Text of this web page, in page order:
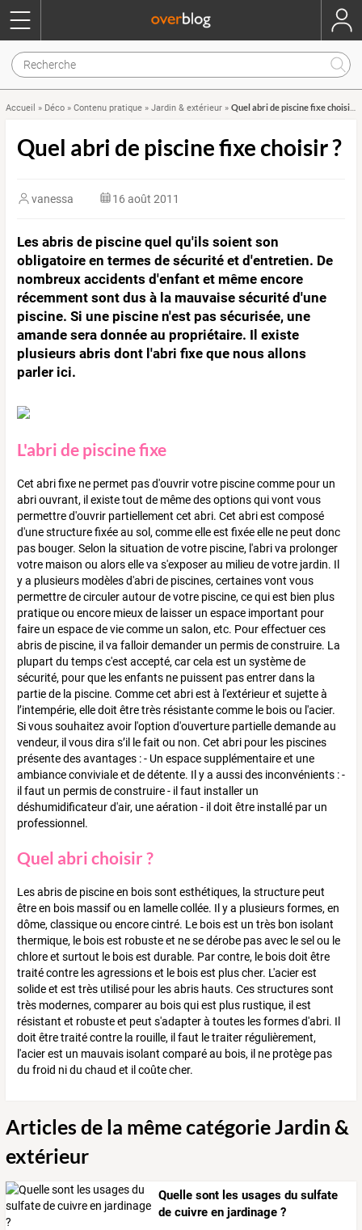
Accueil » Déco » Contenu pratique » Jardin & extérieur » Quel abri de piscine fixe choisir ?
Quel abri de piscine fixe choisir ?
vanessa 16 août 2011
Les abris de piscine quel qu'ils soient son
obligatoire en termes de sécurité et d'entretien. De
nombreux accidents d'enfant et même encore
récemment sont dus à la mauvaise sécurité d'une
piscine. Si une piscine n'est pas sécurisée, une
amande sera donnée au propriétaire. Il existe
plusieurs abris dont l'abri fixe que nous allons
parler ici.
L'abri de piscine fixe
Cet abri fixe ne permet pas d'ouvrir votre piscine comme pour un
abri ouvrant, il existe tout de même des options qui vont vous
permettre d'ouvrir partiellement cet abri. Cet abri est composé
d'une structure fixée au sol, comme elle est fixée elle ne peut donc
pas bouger. Selon la situation de votre piscine, l'abri va prolonger
votre maison ou alors elle va s'exposer au milieu de votre jardin. Il
y a plusieurs modèles d'abri de piscines, certaines vont vous
permettre de circuler autour de votre piscine, ce qui est bien plus
pratique ou encore mieux de laisser un espace important pour
faire un espace de vie comme un salon, etc. Pour effectuer ces
abris de piscine, il va falloir demander un permis de construire. La
plupart du temps c'est accepté, car cela est un système de
sécurité, pour que les enfants ne puissent pas entrer dans la
partie de la piscine. Comme cet abri est à l'extérieur et sujette à
l’intempérie, elle doit être très résistante comme le bois ou l'acier.
Si vous souhaitez avoir l'option d'ouverture partielle demande au
vendeur, il vous dira s’il le fait ou non. Cet abri pour les piscines
présente des avantages : - Un espace supplémentaire et une
ambiance conviviale et de détente. Il y a aussi des inconvénients : -
il faut un permis de construire - il faut installer un
déshumidificateur d'air, une aération - il doit être installé par un
professionnel.
Quel abri choisir ?
Les abris de piscine en bois sont esthétiques, la structure peut
être en bois massif ou en lamelle collée. Il y a plusieurs formes, en
dôme, classique ou encore cintré. Le bois est un très bon isolant
thermique, le bois est robuste et ne se dérobe pas avec le sel ou le
chlore et surtout le bois est durable. Par contre, le bois doit être
traité contre les agressions et le bois est plus cher. L'acier est
solide et est très utilisé pour les abris hauts. Ces structures sont
très modernes, comparer au bois qui est plus rustique, il est
résistant et robuste et peut s'adapter à toutes les formes d'abri. Il
doit être traité contre la rouille, il faut le traiter régulièrement,
l'acier est un mauvais isolant comparé au bois, il ne protège pas
du froid ni du chaud et il coûte cher.
Articles de la même catégorie Jardin &
extérieur
Quelle sont les usages du sulfate
de cuivre en jardinage ?